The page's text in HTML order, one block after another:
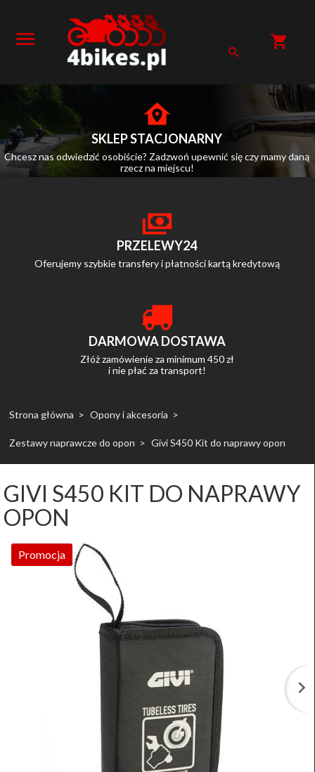
SKLEP STACJONARNY
Chcesz nas odwiedzić osobiście? Zadzwoń upewnić się czy mamy daną
rzecz na miejscu!
PRZELEWY24
Oferujemy szybkie transfery i płatności kartą kredytową
DARMOWA DOSTAWA
Złóż zamówienie za minimum 450 zł
i nie płać za transport!
Strona główna Opony i akcesoria
Zestawy naprawcze do opon Givi S450 Kit do naprawy opon
GIVI S450 KIT DO NAPRAWY
OPON
Promocja